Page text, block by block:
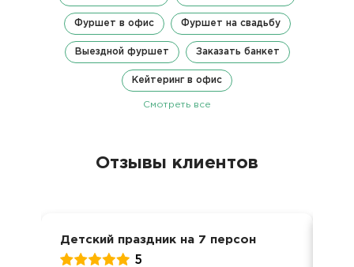
Фуршет в офис Фуршет на свадьбу
Выездной фуршет Заказать банкет
Кейтеринг в офис
Смотреть все
Отзывы клиентов
Детский праздник на 7 персон
5